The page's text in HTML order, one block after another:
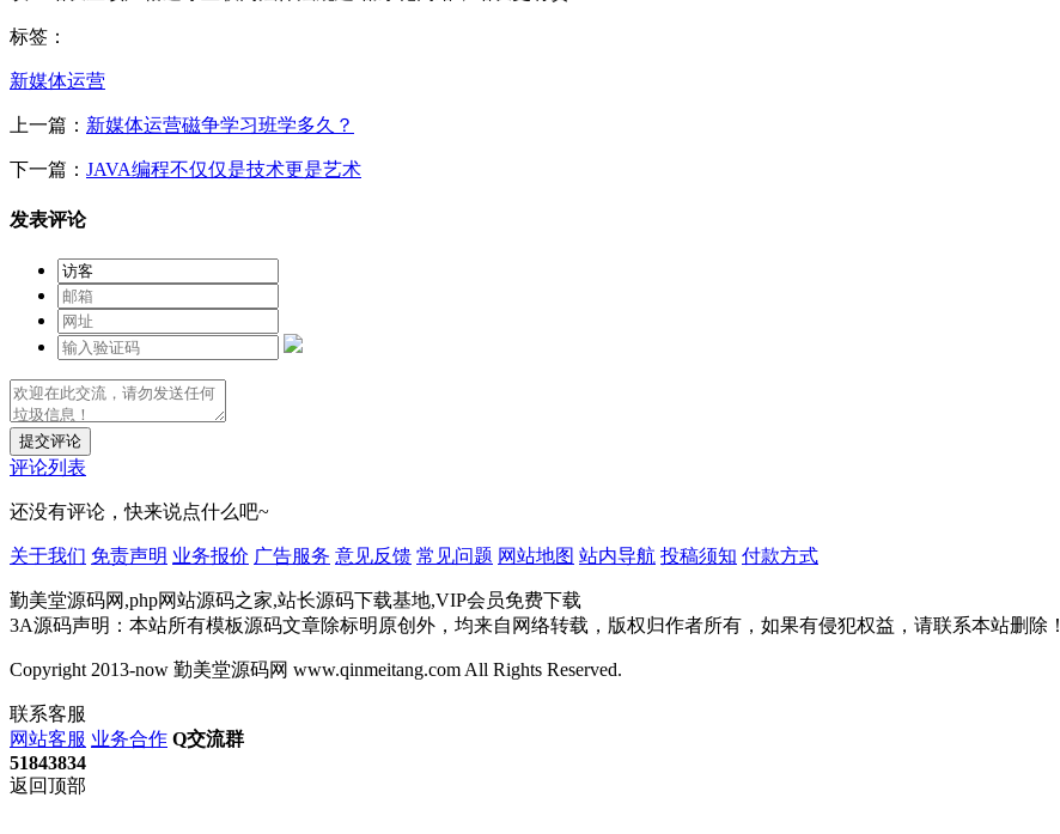
标签：
新媒体运营
上一篇： 新媒体运营磁争学习班学多久？
下一篇： JAVA编程不仅仅是技术更是艺术
发表评论
提交评论
评论列表
还没有评论，快来说点什么吧~
关于我们 免责声明 业务报价 广告服务 意见反馈 常见问题 网站地图 站内导航 投稿须知 付款方式
勤美堂源码网,php网站源码之家,站长源码下载基地,VIP会员免费下载
3A源码声明：本站所有模板源码文章除标明原创外，均来自网络转载，版权归作者所有，如果有侵犯权益，请联系本站删除！
Copyright 2013-now 勤美堂源码网 www.qinmeitang.com All Rights Reserved.
联系客服
网站客服 业务合作 Q交流群
51843834
返回顶部